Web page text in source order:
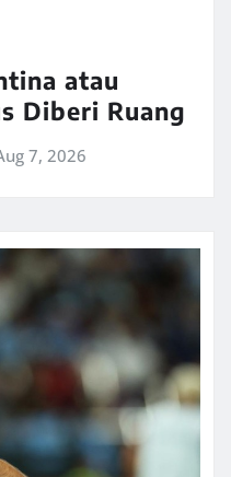
atau
Diberi Ruang
7, 2026